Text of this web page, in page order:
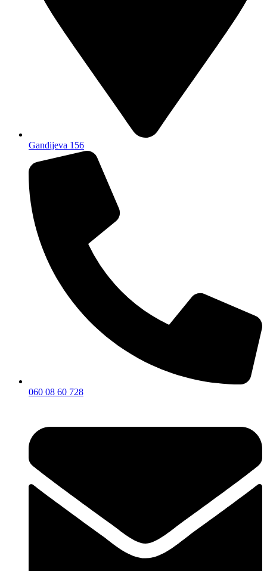
Gandijeva 156
060 08 60 728